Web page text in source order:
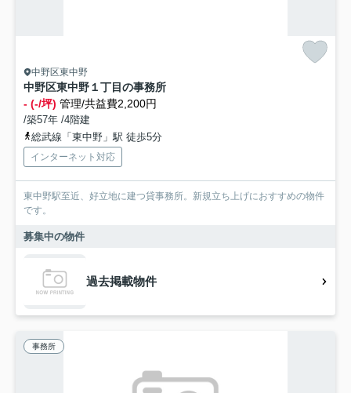
中野区東中野
中野区東中野１丁目の事務所
- (-/坪) 管理/共益費2,200円
/築57年 /4階建
総武線「東中野」駅 徒歩5分
インターネット対応
東中野駅至近、好立地に建つ貸事務所。新規立ち上げにおすすめの物件
です。
募集中の物件
過去掲載物件
事務所